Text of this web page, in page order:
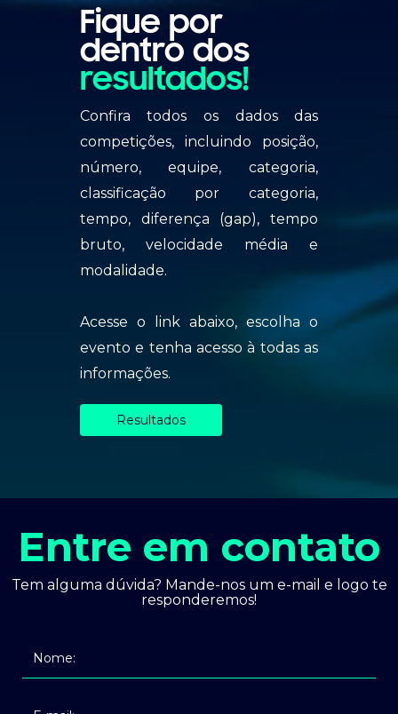
Fique por
dentro dos
resultados!
Confira todos os dados das
competições, incluindo posição,
número, equipe, categoria,
classificação por categoria,
tempo, diferença (gap), tempo
bruto, velocidade média e
modalidade.
Acesse o link abaixo, escolha o
evento e tenha acesso à todas as
informações.
Resultados
Entre em contato
Tem alguma dúvida? Mande-nos um e-mail e logo te
responderemos!